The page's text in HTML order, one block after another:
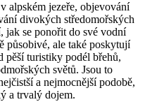
alpském jezeře, objevování
divokých středomořských
jak se ponořit do své vodní
působivé, ale také poskytují
turistiky podél břehů,
světů. Jsou to
a nejmocnější podobě,
a trvalý dojem.